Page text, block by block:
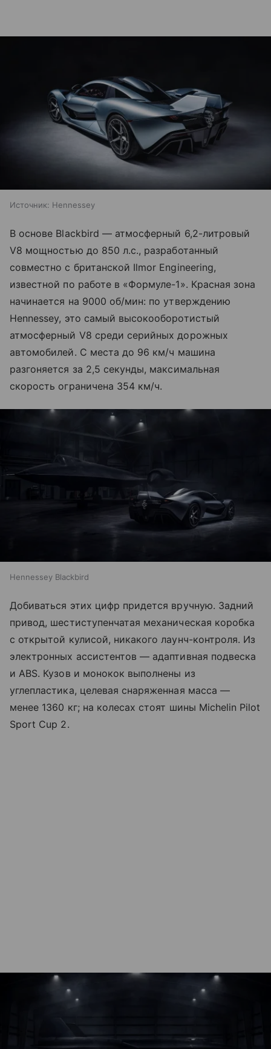
Источник: Hennessey
В основе Blackbird — атмосферный 6,2-литровый
V8 мощностью до 850 л.с., разработанный
совместно с британской Ilmor Engineering,
известной по работе в «Формуле-1». Красная зона
начинается на 9000 об/мин: по утверждению
Hennessey, это самый высокооборотистый
атмосферный V8 среди серийных дорожных
автомобилей. С места до 96 км/ч машина
разгоняется за 2,5 секунды, максимальная
скорость ограничена 354 км/ч.
Hennessey Blackbird
Добиваться этих цифр придется вручную. Задний
привод, шестиступенчатая механическая коробка
с открытой кулисой, никакого лаунч-контроля. Из
электронных ассистентов — адаптивная подвеска
и ABS. Кузов и монокок выполнены из
углепластика, целевая снаряженная масса —
менее 1360 кг; на колесах стоят шины Michelin Pilot
Sport Cup 2.